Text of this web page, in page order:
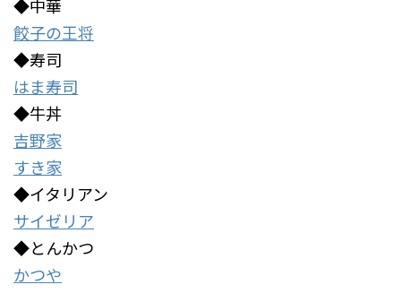
◆中華
餃子の王将
◆寿司
はま寿司
◆牛丼
吉野家
すき家
◆イタリアン
サイゼリア
◆とんかつ
かつや